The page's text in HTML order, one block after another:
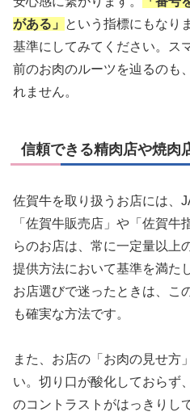
がある」
という指標にもなり
基準にしてみてください。ス
前のお肉のルーツを辿るのも
れません。
信頼できる精肉店や焼肉
佐賀牛を取り扱うお店には、
「佐賀牛販売店」や「佐賀
らのお店は、常に一定量以上
提供方法において基準を満た
お店選びで迷ったときは、こ
も確実な方法です。
また、お店の「お肉の見せ方
い。切り口が酸化しておらず
のコントラストがはっきりし